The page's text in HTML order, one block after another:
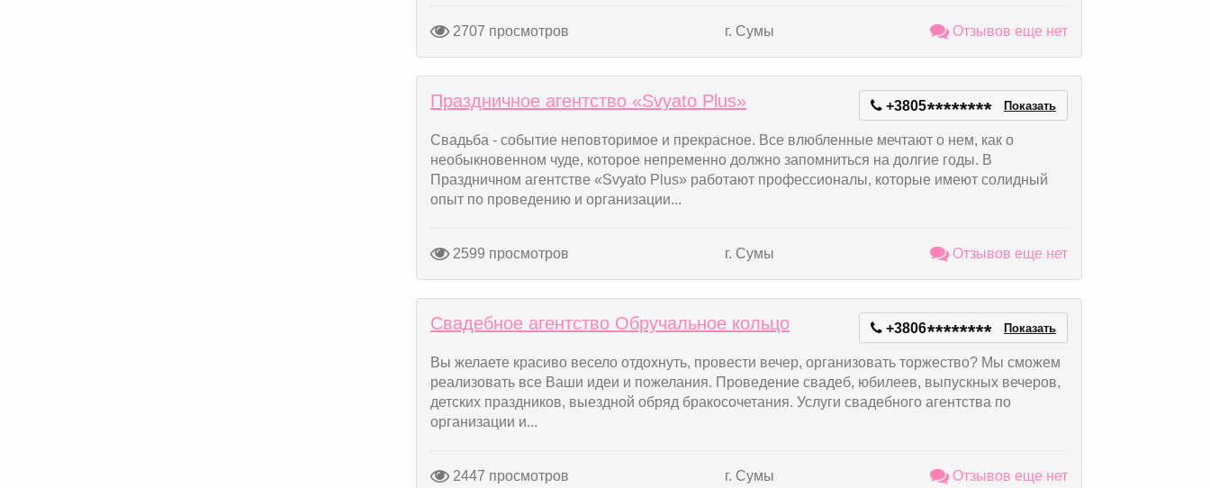
2707 просмотров г. Сумы Отзывов еще нет
Праздничное агентство «Svyato Plus» +3805******** Показать
Свадьба - событие неповторимое и прекрасное. Все влюбленные мечтают о нем, как о
необыкновенном чуде, которое непременно должно запомниться на долгие годы. В
Праздничном агентстве «Svyato Plus» работают профессионалы, которые имеют солидный
опыт по проведению и организации...
2599 просмотров г. Сумы Отзывов еще нет
Свадебное агентство Обручальное кольцо +3806******** Показать
Вы желаете красиво весело отдохнуть, провести вечер, организовать торжество? Мы сможем
реализовать все Ваши идеи и пожелания. Проведение свадеб, юбилеев, выпускных вечеров,
детских праздников, выездной обряд бракосочетания. Услуги свадебного агентства по
организации и...
2447 просмотров г. Сумы Отзывов еще нет